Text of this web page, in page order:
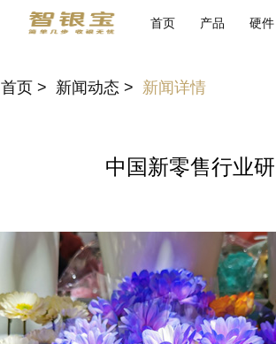
首页 产品 硬件
首页 > 新闻动态 > 新闻详情
中国新零售行业